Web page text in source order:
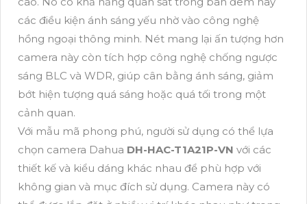
các điều kiện ánh sáng yếu nhờ vào công nghệ
hồng ngoại thông minh. Nét mang lại ấn tượng hơn
camera này còn tích hợp công nghệ chống ngược
sáng BLC và WDR, giúp cân bằng ánh sáng, giảm
bớt hiện tượng quá sáng hoặc quá tối trong một
cảnh quan.
Với mẫu mã phong phú, người sử dụng có thể lựa
chọn camera Dahua DH-HAC-T1A21P-VN với các
thiết kế và kiểu dáng khác nhau để phù hợp với
không gian và mục đích sử dụng. Camera này có